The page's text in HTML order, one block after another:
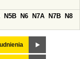
N5B N6 N7A N7B
N8